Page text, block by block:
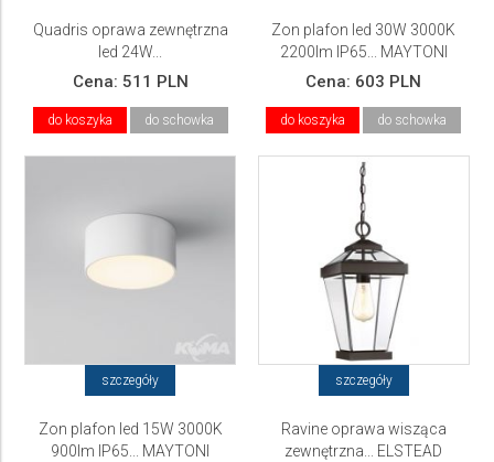
Quadris oprawa zewnętrzna
led 24W...
Cena: 511 PLN
do koszyka do schowka
Zon plafon led 30W 3000K
2200lm IP65... MAYTONI
Cena: 603 PLN
do koszyka do schowka
szczegóły
Zon plafon led 15W 3000K
900lm IP65... MAYTONI
szczegóły
Ravine oprawa wisząca
zewnętrzna... ELSTEAD